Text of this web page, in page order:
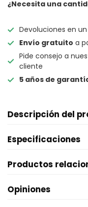
¿Necesita una
Devoluciones en
Envío gratuito a
Pide consejo a
cliente
5 años de
Descripción del
Especificaciones
Productos
Opiniones